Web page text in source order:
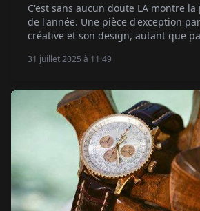
C'est sans aucun doute LA montre
de l'année. Une pièce d'exception
créative et son design, autant que
MB&F Serpenti, qui viennent d'une
31 juillet 2025 à 11:49